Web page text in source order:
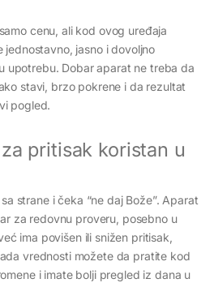
cenu, ali kod ovog uređaja
jasno i dovoljno
upotrebu. Dobar aparat ne treba da
stavi, brzo pokrene i da rezultat
pogled.
pritisak koristan u
strane i čeka “ne daj Bože”. Aparat
za redovnu proveru, posebno u
ima povišen ili snižen pritisak,
vrednosti možete da pratite kod
i imate bolji pregled iz dana u